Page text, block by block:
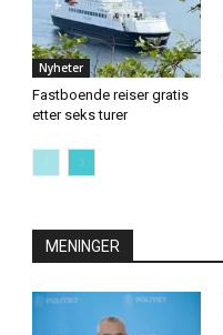
Nyheter
Fastboende reiser gratis
etter seks turer
MENINGER